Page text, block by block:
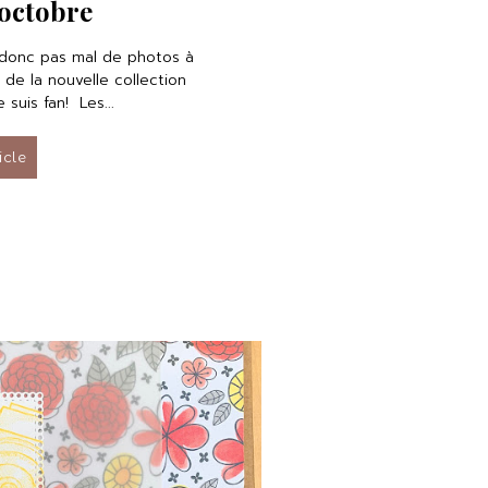
pas mal de photos à
de la nouvelle collection
suis fan! Les...